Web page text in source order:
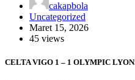
cakapbola
Uncategorized
Maret 15, 2026
45 views
CELTA VIGO 1 – 1 OLYMPIC